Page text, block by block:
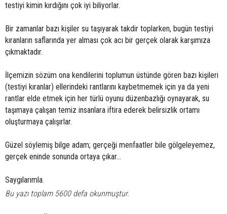
testiyi kimin kırdığını çok iyi biliyorlar.
Bir zamanlar bazı kişiler su taşıyarak takdir toplarken, bugün testiyi
kıranların saflarında yer alması çok acı bir gerçek olarak karşımıza
çıkmaktadır.
İlçemizin sözüm ona kendilerini toplumun üstünde gören bazı kişileri
(testiyi kıranlar) ellerindeki rantlarını kaybetmemek için ya da yeni
rantlar elde etmek için her türlü oyunu düzenbazlığı oynayarak, su
taşımaya çalışan temiz insanlara iftira ederek belirsizlik ortamı
oluşturmaya çalışırlar.
Güzel söylemiş bilge adam; gerçeği menfaatler bile gölgeleyemez,
gerçek eninde sonunda ortaya çıkar...
Saygılarımla.
Bu yazı toplam 5600 defa okunmuştur.